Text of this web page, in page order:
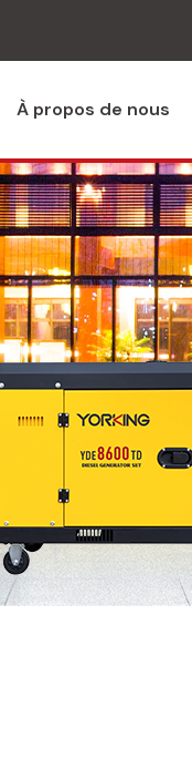
À propos de nous